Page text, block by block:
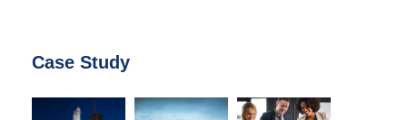
Case Study